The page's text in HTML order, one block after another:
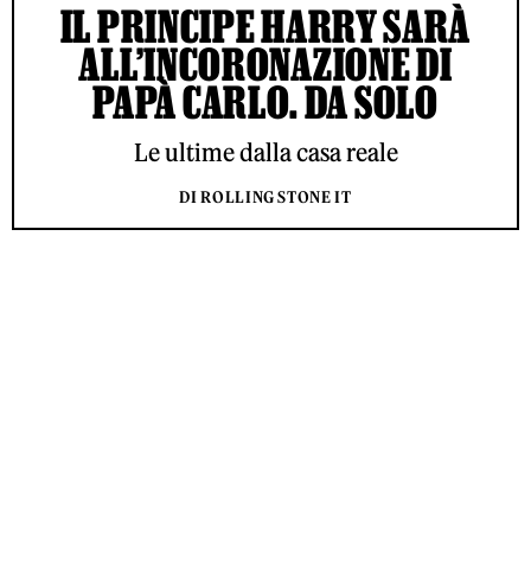
IL PRINCIPE HARRY SARÀ
ALL’INCORONAZIONE DI
PAPÀ CARLO. DA SOLO
Le ultime dalla casa reale
DI ROLLING STONE IT